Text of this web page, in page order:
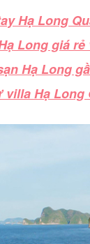
Hạ Long
Long giá
Hạ Long
villa Hạ